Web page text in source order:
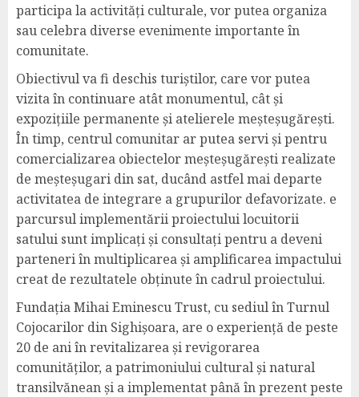
participa la activități culturale, vor putea organiza
sau celebra diverse evenimente importante în
comunitate.
Obiectivul va fi deschis turiștilor, care vor putea
vizita în continuare atât monumentul, cât și
expozițiile permanente și atelierele meșteșugărești.
În timp, centrul comunitar ar putea servi și pentru
comercializarea obiectelor meșteșugărești realizate
de meșteșugari din sat, ducând astfel mai departe
activitatea de integrare a grupurilor defavorizate. e
parcursul implementării proiectului locuitorii
satului sunt implicați și consultați pentru a deveni
parteneri în multiplicarea și amplificarea impactului
creat de rezultatele obținute în cadrul proiectului.
Fundația Mihai Eminescu Trust, cu sediul în Turnul
Cojocarilor din Sighișoara, are o experiență de peste
20 de ani în revitalizarea și revigorarea
comunităților, a patrimoniului cultural și natural
transilvănean și a implementat până în prezent peste